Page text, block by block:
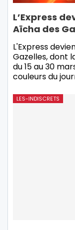
L’Express
Aïcha des
L'Express
Gazelles, dont
du 15 au 30
couleurs du
LES-INDISCRETS